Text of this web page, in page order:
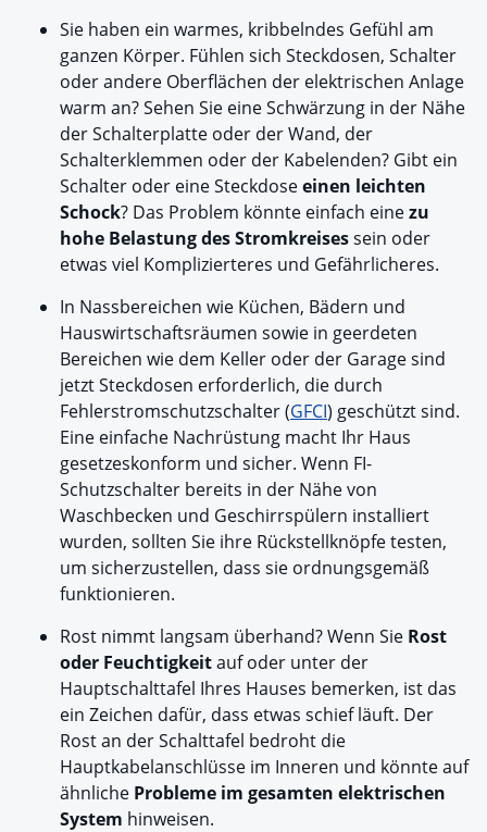
Sie haben ein warmes, kribbelndes Gefühl am
ganzen Körper. Fühlen sich Steckdosen, Schalter
oder andere Oberflächen der elektrischen Anlage
warm an? Sehen Sie eine Schwärzung in der Nähe
der Schalterplatte oder der Wand, der
Schalterklemmen oder der Kabelenden? Gibt ein
Schalter oder eine Steckdoseeinen leichten
Schock? Das Problem könnte einfach einezu
hohe Belastung des Stromkreisessein oder
etwas viel Komplizierteres und Gefährlicheres.
In Nassbereichen wie Küchen, Bädern und
Hauswirtschaftsräumen sowie in geerdeten
Bereichen wie dem Keller oder der Garage sind
jetzt Steckdosen erforderlich, die durch
Fehlerstromschutzschalter (GFCI) geschützt sind.
Eine einfache Nachrüstung macht Ihr Haus
gesetzeskonform und sicher. Wenn FI-
Schutzschalter bereits in der Nähe von
Waschbecken und Geschirrspülern installiert
wurden, sollten Sie ihre Rückstellknöpfe testen,
um sicherzustellen, dass sie ordnungsgemäß
funktionieren.
Rost nimmt langsam überhand? Wenn Sie Rost
oder Feuchtigkeitauf oder unter der
Hauptschalttafel Ihres Hauses bemerken, ist das
ein Zeichen dafür, dass etwas schief läuft. Der
Rost an der Schalttafel bedroht die
Hauptkabelanschlüsse im Inneren und könnte auf
ähnliche Probleme im gesamten elektrischen
System hinweisen.